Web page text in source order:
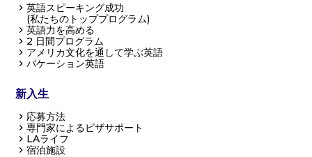
英語スピーキング成功
(私たちのトッププログラム)
英語力を高める
2 日間プログラム
アメリカ文化を通して学ぶ英語
バケーション英語
新入生
応募方法
専門家によるビザサポート
LAライフ
宿泊施設